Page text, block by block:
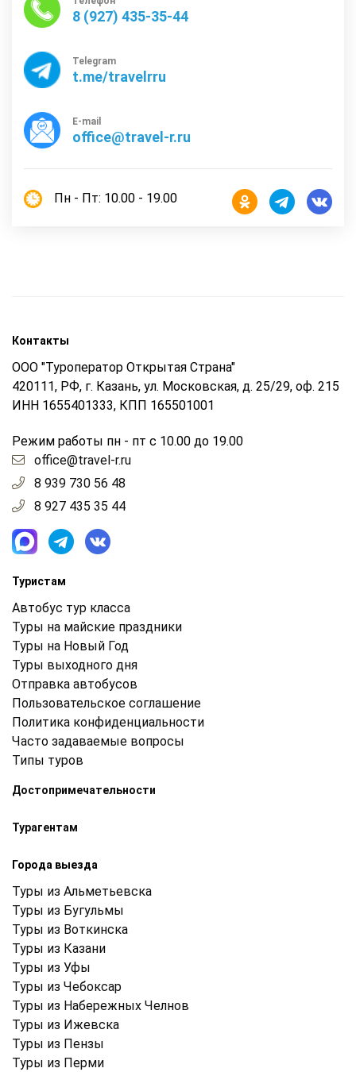
8 (927) 435-35-44
Telegram
t.me/travelrru
E-mail
office@travel-r.ru
Пн - Пт: 10.00 - 19.00
Контакты
ООО "Туроператор Открытая Страна"
420111, РФ, г. Казань, ул. Московская, д. 25/29, оф. 215
ИНН 1655401333, КПП 165501001
Режим работы пн - пт с 10.00 до 19.00
office@travel-r.ru
8 939 730 56 48
8 927 435 35 44
Туристам
Автобус тур класса
Туры на майские праздники
Туры на Новый Год
Туры выходного дня
Отправка автобусов
Пользовательское соглашение
Политика конфиденциальности
Часто задаваемые вопросы
Типы туров
Достопримечательности
Турагентам
Города выезда
Туры из Альметьевска
Туры из Бугульмы
Туры из Воткинска
Туры из Казани
Туры из Уфы
Туры из Чебоксар
Туры из Набережных Челнов
Туры из Ижевска
Туры из Пензы
Туры из Перми